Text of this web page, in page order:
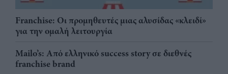
Franchise: Οι προμηθευτές μιας αλυσίδας «κλειδί»
για την ομαλή λειτουργία
Mailo’s: Από ελληνικό success story σε διεθνές
franchise brand